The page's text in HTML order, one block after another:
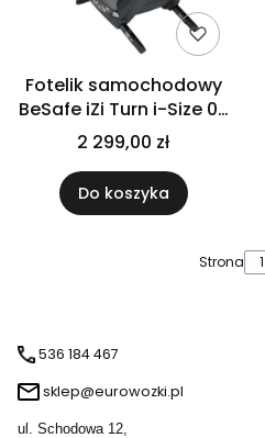
Fotelik samochodowy
BeSafe iZi Turn i-Size 0-
18kg | Czarny Cab
2 299,00 zł
Do koszyka
Strona
536 184 467
sklep@eurowozki.pl
ul. Schodowa 12,